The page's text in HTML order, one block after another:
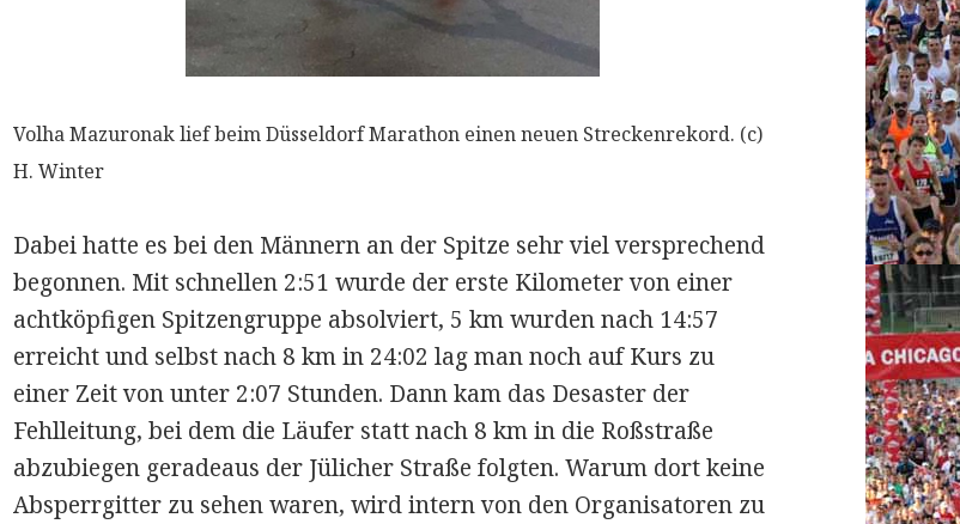
Volha Mazuronak lief beim Düsseldorf Marathon einen neuen Streckenrekord. (c)
H. Winter
Dabei hatte es bei den Männern an der Spitze sehr viel versprechend
begonnen. Mit schnellen 2:51 wurde der erste Kilometer von einer
achtköpfigen Spitzengruppe absolviert, 5 km wurden nach 14:57
erreicht und selbst nach 8 km in 24:02 lag man noch auf Kurs zu
einer Zeit von unter 2:07 Stunden. Dann kam das Desaster der
Fehlleitung, bei dem die Läufer statt nach 8 km in die Roßstraße
abzubiegen geradeaus der Jülicher Straße folgten. Warum dort keine
Absperrgitter zu sehen waren, wird intern von den Organisatoren zu